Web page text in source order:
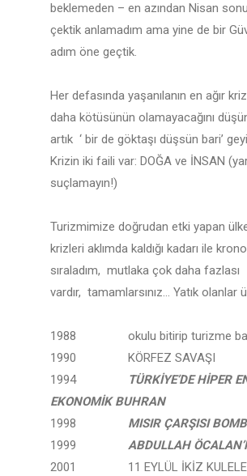
beklemeden – en azından Nisan
çektik anlamadım ama yine de bir
adım öne geçtik.
Her defasında yaşanılanın en ağır
daha kötüsünün olamayacağını
artık ‘ bir de göktaşı düşsün bari’
Krizin iki faili var: DOĞA ve İNSAN
suçlamayın!)
Turizmimize doğrudan etki yapan
krizleri aklımda kaldığı kadarı ile
sıraladım, mutlaka çok daha fazlası
vardır, tamamlarsınız… Yatık olanlar
1988 okulu bitirip turizme
1990 KÖRFEZ SAVAŞI
1994
TÜRKİYE’DE HİPER
EKONOMİK BUHRAN
1998 MISIR ÇARŞISI
1999 ABDULLAH
2001 11 EYLÜL İKİZ KULELER